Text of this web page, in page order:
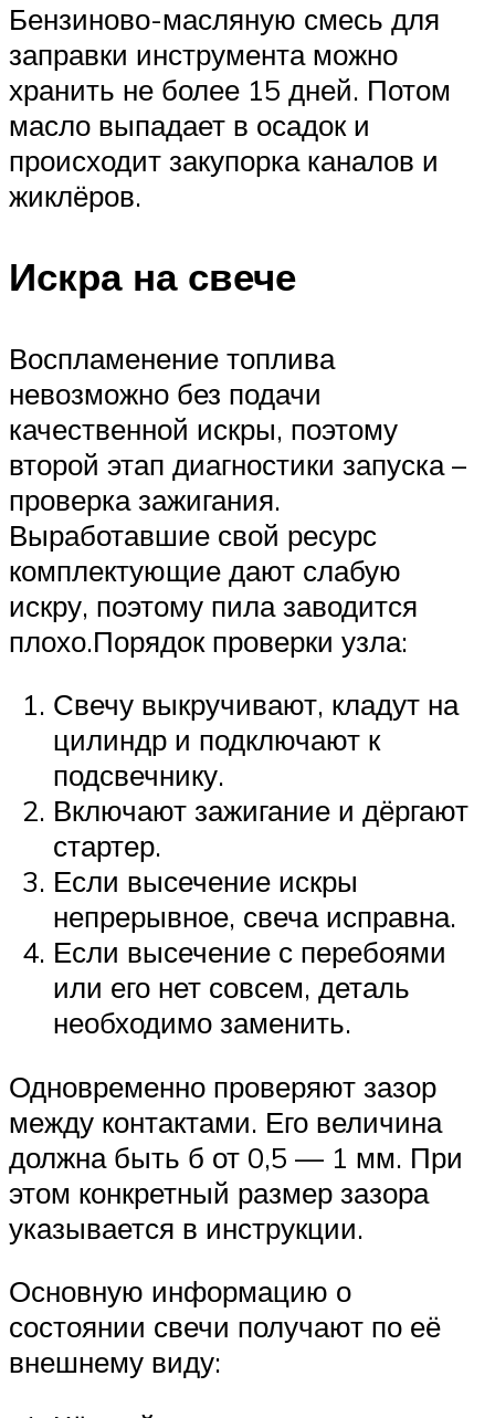
Бензиново-масляную смесь для
заправки инструмента можно
хранить не более 15 дней. Потом
масло выпадает в осадок и
происходит закупорка каналов и
жиклёров.
Искра на свече
Воспламенение топлива
невозможно без подачи
качественной искры, поэтому
второй этап диагностики запуска –
проверка зажигания.
Выработавшие свой ресурс
комплектующие дают слабую
искру, поэтому пила заводится
плохо.Порядок проверки узла:
Свечу выкручивают, кладут на
цилиндр и подключают к
подсвечнику.
Включают зажигание и дёргают
стартер.
Если высечение искры
непрерывное, свеча исправна.
Если высечение с перебоями
или его нет совсем, деталь
необходимо заменить.
Одновременно проверяют зазор
между контактами. Его величина
должна быть б от 0,5 — 1 мм. При
этом конкретный размер зазора
указывается в инструкции.
Основную информацию о
состоянии свечи получают по её
внешнему виду: